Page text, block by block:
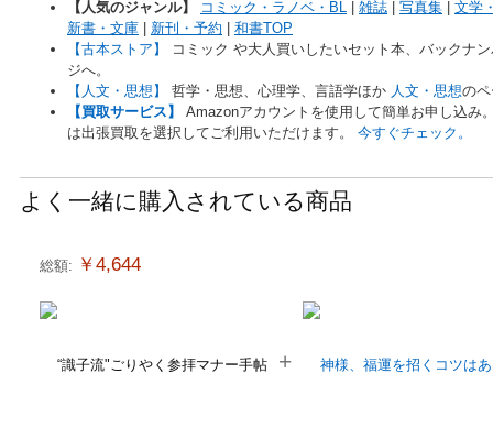
【人気のジャンル】 コミック・ラノベ・BL | 雑誌 | 写真集 | 文学
新書・文庫 | 新刊・予約 | 和書TOP
【古本ストア】
コミック や大人買いしたいセット本、バックナ
ジへ。
【人文・思想】
哲学・思想、心理学、言語学ほか 人文・思想の
【買取サービス】
Amazonアカウントを使用して簡単お申し込み
は出張買取を選択してご利用いただけます。 今すぐチェック。
よく一緒に購入されている商品
+
総額: ￥4,644